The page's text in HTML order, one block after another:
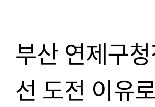
부산 연제구
선 도전 이유